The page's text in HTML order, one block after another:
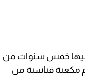
رسمي إن مدة تنفيذ المشروع تبلغ 790 يوماً، تليها خمس سنوات من
المنشأة ستُعالج نحو 120 مليون قدم مكعبة قياسية من